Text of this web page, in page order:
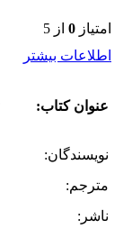
امتیاز 0 از 5
اطلاعات بیشتر
عنوان کتاب:
نویسندگان:
مترجم:
ناشر: